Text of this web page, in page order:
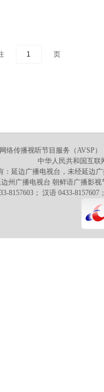
页
络传播视听节目服务（AVSP）
中华人民共和国互联
：延边广播电视台，未经延边
州广播电视台 朝鲜语广播影视
8157603； 汉语 0433-